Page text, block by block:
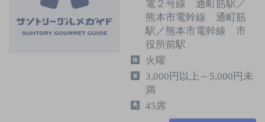
電２号線 通町筋駅／
熊本市電幹線 通町筋
駅／熊本市電幹線 市
役所前駅
火曜
3,000円以上～5,000円未
満
45席